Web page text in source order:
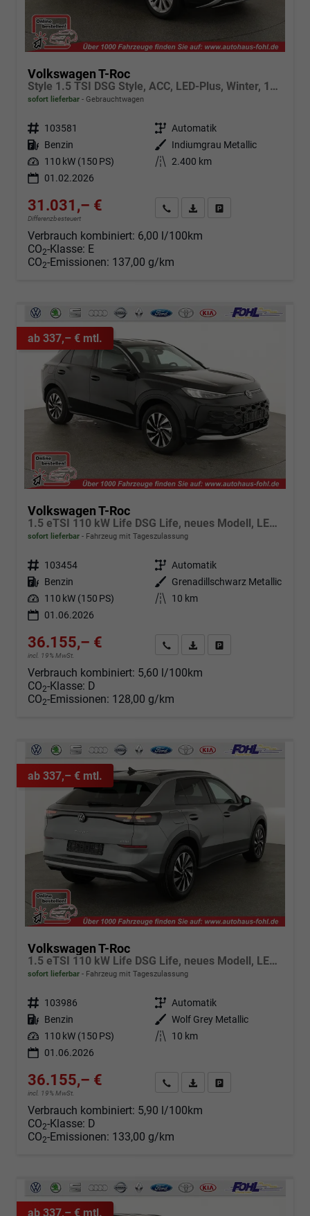
Volkswagen T-Roc
Style 1.5 TSI DSG Style, ACC, LED-Plus, Winter, 17-Zoll
sofort lieferbar Gebrauchtwagen
Fahrzeugnr. 103581 Getriebe Automatik
Kraftstoff Benzin Außenfarbe
Indiumgrau Metallic
Leistung 110 kW (150 PS) Kilometerstand 2.400 km
01.02.2026
31.031,– €
Differenzbesteuert
Angebot anfordern
Fahrzeugexpose (PDF)
Verbrauch kombiniert: 6,00 l/100km
CO2-Klasse: E
CO2-Emissionen: 137,00 g/km
ab 337,– € mtl.
Volkswagen T-Roc
1.5 eTSI 110 kW Life DSG Life, neues Modell, LED, Kamera, Side, Winter, 17-Zoll
sofort lieferbar Fahrzeug mit Tageszulassung
Fahrzeugnr. 103454 Getriebe Automatik
Kraftstoff Benzin Außenfarbe
Grenadillschwarz Metallic
Leistung 110 kW (150 PS) Kilometerstand
10 km
01.06.2026
36.155,– €
incl. 19% MwSt.
Angebot anfordern
Fahrzeugexpose (PDF)
Verbrauch kombiniert: 5,60 l/100km
CO2-Klasse: D
CO2-Emissionen: 128,00 g/km
ab 337,– € mtl.
Volkswagen T-Roc
1.5 eTSI 110 kW Life DSG Life, neues Modell, LED, Kamera, Side, Winter, 17-Zoll
sofort lieferbar Fahrzeug mit Tageszulassung
Fahrzeugnr. 103986 Getriebe Automatik
Kraftstoff Benzin Außenfarbe Wolf Grey Metallic
Leistung 110 kW (150 PS) Kilometerstand
10 km
01.06.2026
36.155,– €
incl. 19% MwSt.
Angebot anfordern
Fahrzeugexpose (PDF)
Verbrauch kombiniert: 5,90 l/100km
CO2-Klasse: D
CO2-Emissionen: 133,00 g/km
ab 337,– € mtl.